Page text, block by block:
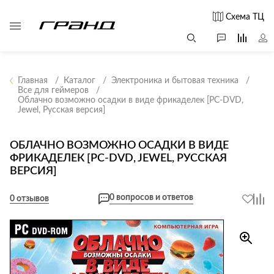
Схема ТЦ
Все столы и
столики
Журнальные
столы
Консоли
столики
Обеденные
столы
Письменные
столы
Мягкая
Диваны
Кресла и мешки
Сад и дача
Аксессуары для
сада
Свет
Люстры
Потолочные
светильники
Светильники
Светодиодные
ленты
Споты
Главная Каталог
Электроника и бытовая техника
Все для геймеров
Облачно возможно осадки в виде фрикаделек [PC-DVD,
Jewel, Русская версия]
ОБЛАЧНО ВОЗМОЖНО ОСАДКИ В ВИДЕ
ФРИКАДЕЛЕК [PC-DVD, JEWEL, РУССКАЯ
ВЕРСИЯ]
0 отзывов 0 вопросов и ответов